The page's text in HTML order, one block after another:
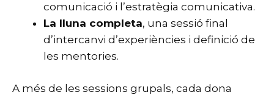
comunicació i l’estratègia comunicativa.
La lluna completa, una sessió final
d’intercanvi d’experiències i definició de
les mentories.
A més de les sessions grupals, cada dona